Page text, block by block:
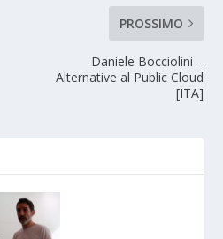
PROSSIMO
Daniele Bocciolini –
Alternative al Public Cloud
[ITA]